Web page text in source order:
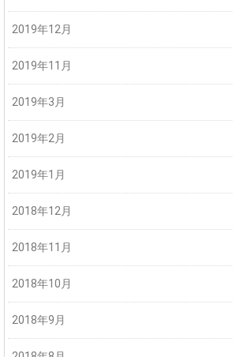
2019年12月
2019年11月
2019年3月
2019年2月
2019年1月
2018年12月
2018年11月
2018年10月
2018年9月